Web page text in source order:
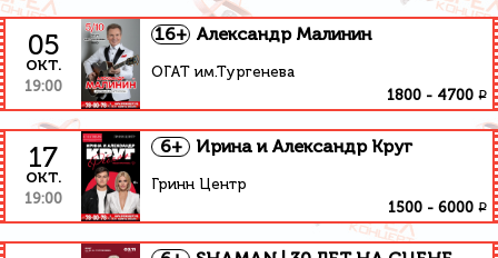
05
окт.
19:00
16+ Александр Малинин
ОГАТ им.Тургенева
1800 - 4700 ₽
17
окт.
19:00
6+ Ирина и Александр Круг
Гринн Центр
1500 - 6000 ₽